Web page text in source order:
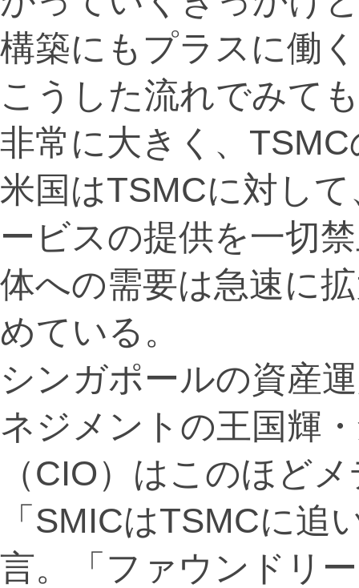
構築にもプラスに働
こうした流れでみて
非常に大きく、
米国はTSMCに対し
ービスの提供を一切
体への需要は急速に
めている。
シンガポールの資産
ネジメントの王国輝
（CIO）はこのほど
「SMICはTSMCに
言。「ファウンドリ